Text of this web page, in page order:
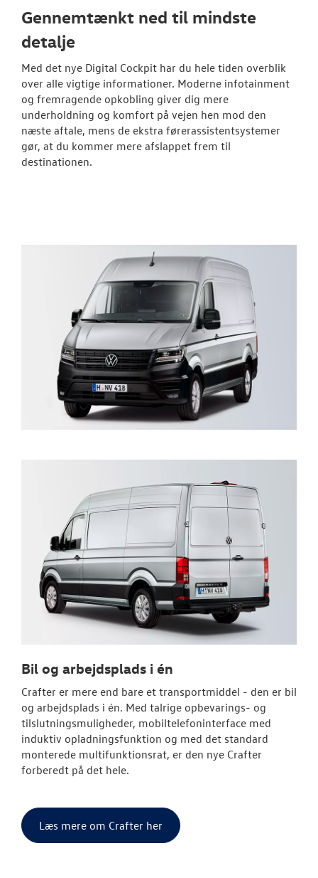
Amarok
Transporter
Finansiering
BRUGTE BILER
CALIFORNIA
VÆRKSTED
SKADECENTER
TILBEHØR
RESERVEDELE
OM OS
JOB OG
Gennemtænkt ned til mindste
detalje
Med det nye Digital Cockpit har du hele tiden overblik
over alle vigtige informationer. Moderne infotainment
og fremragende opkobling giver dig mere
underholdning og komfort på vejen hen mod den
næste aftale, mens de ekstra førerassistentsystemer
gør, at du kommer mere afslappet frem til
destinationen.
Bil og arbejdsplads i én
Crafter er mere end bare et transportmiddel - den er bil
og arbejdsplads i én. Med talrige opbevarings- og
tilslutningsmuligheder, mobiltelefoninterface med
induktiv opladningsfunktion og med det standard
monterede multifunktionsrat, er den nye Crafter
forberedt på det hele.
Læs mere om Crafter her